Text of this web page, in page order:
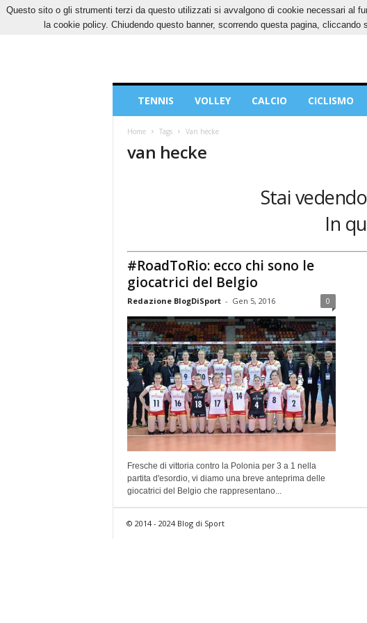
DOMENICA, 9 AGOSTO 2026 CONTATTI COOKIES
Sport
TENNIS VOLLEY CALCIO CICLISMO
Home Tags Van hecke
van hecke
Stai
In
#RoadToRio: ecco chi sono le
giocatrici del Belgio
Redazione BlogDiSport - Gen 5, 2016 0
Fresche di vittoria contro la Polonia per 3 a 1 nella
partita d'esordio, vi diamo una breve anteprima delle
giocatrici del Belgio che rappresentano...
© 2014 - 2024 Blog di Sport
Questo sito o gli strumenti terzi da questo utilizzati si avvalgono di cookie necessari al
la cookie policy. Chiudendo questo banner, scorrendo questa pagina,